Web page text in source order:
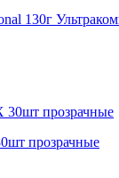
130г
прозрачные